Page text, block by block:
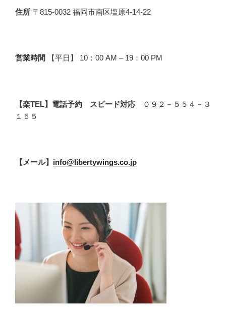
住所 〒815-0032 福岡市南区塩原4-14-22
営業時間 【平日】 10：00 AM – 19：00 PM
【楽TEL】電話予約 スピード対応
０９２－５５４－３
１５５
【メール】 info@libertywings.co.jp